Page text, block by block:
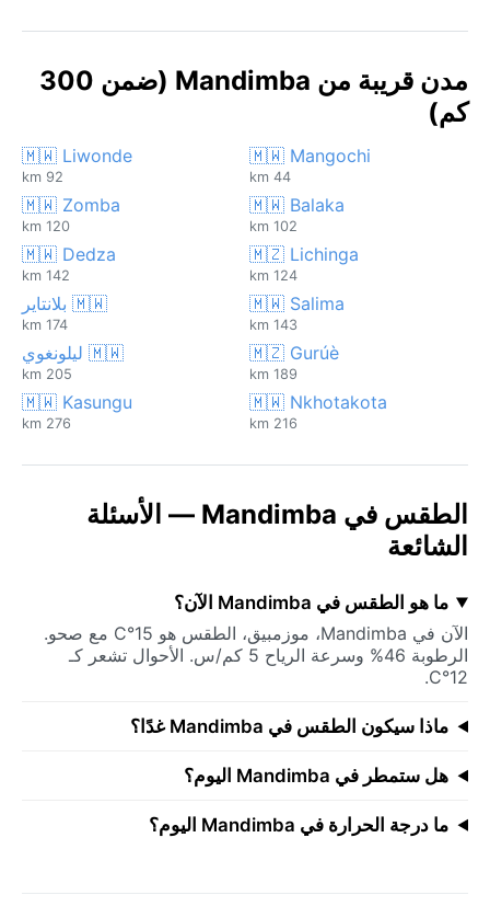
مدن قريبة من Mandimba (ضمن 300
كم)
🇲🇼 Mangochi
44 km
🇲🇼 Liwonde
92 km
🇲🇼 Balaka
102 km
🇲🇼 Zomba
120 km
🇲🇿 Lichinga
124 km
🇲🇼 Dedza
142 km
🇲🇼 Salima
143 km
🇲🇼 بلانتاير
174 km
🇲🇿 Gurúè
189 km
🇲🇼 ليلونغوي
205 km
🇲🇼 Nkhotakota
216 km
🇲🇼 Kasungu
276 km
الطقس في Mandimba — الأسئلة
الشائعة
ما هو الطقس في Mandimba الآن؟
الآن في Mandimba، موزمبيق، الطقس هو 15°C مع صحو.
الرطوبة 46% وسرعة الرياح 5 كم/س. الأحوال تشعر كـ
12°C.
ماذا سيكون الطقس في Mandimba غدًا؟
هل ستمطر في Mandimba اليوم؟
ما درجة الحرارة في Mandimba اليوم؟